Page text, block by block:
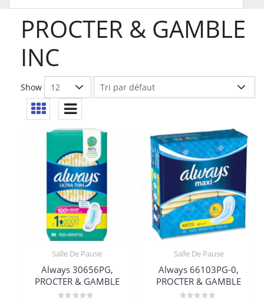
PROCTER & GAMBLE
INC
Show
Salle De Pause
Always 30656PG,
PROCTER & GAMBLE
Salle De Pause
Always 66103PG-0,
PROCTER & GAMBLE